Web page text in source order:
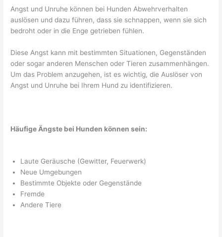
Angst und Unruhe können bei Hunden Abwehrverhalten
auslösen und dazu führen, dass sie schnappen, wenn sie sich
bedroht oder in die Enge getrieben fühlen.
Diese Angst kann mit bestimmten Situationen, Gegenständen
oder sogar anderen Menschen oder Tieren zusammenhängen.
Um das Problem anzugehen, ist es wichtig, die Auslöser von
Angst und Unruhe bei Ihrem Hund zu identifizieren.
Häufige Ängste bei Hunden können sein:
Laute Geräusche (Gewitter, Feuerwerk)
Neue Umgebungen
Bestimmte Objekte oder Gegenstände
Fremde
Andere Tiere